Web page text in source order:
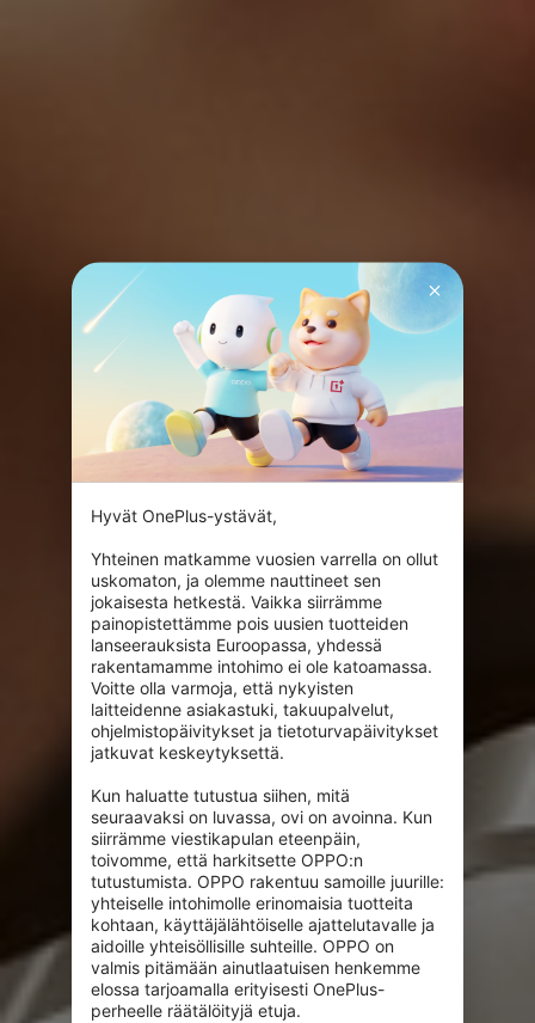
Hyvät OnePlus-ystävät,
Yhteinen matkamme vuosien varrella on ollut
uskomaton, ja olemme nauttineet sen
jokaisesta hetkestä. Vaikka siirrämme
painopistettämme pois uusien tuotteiden
lanseerauksista Euroopassa, yhdessä
rakentamamme intohimo ei ole katoamassa.
Voitte olla varmoja, että nykyisten
laitteidenne asiakastuki, takuupalvelut,
ohjelmistopäivitykset ja tietoturvapäivitykset
jatkuvat keskeytyksettä.
Kun haluatte tutustua siihen, mitä
seuraavaksi on luvassa, ovi on avoinna. Kun
siirrämme viestikapulan eteenpäin,
toivomme, että harkitsette OPPO:n
tutustumista. OPPO rakentuu samoille juurille:
yhteiselle intohimolle erinomaisia tuotteita
kohtaan, käyttäjälähtöiselle ajattelutavalle ja
aidoille yhteisöllisille suhteille. OPPO on
valmis pitämään ainutlaatuisen henkemme
elossa tarjoamalla erityisesti OnePlus-
perheelle räätälöityjä etuja.